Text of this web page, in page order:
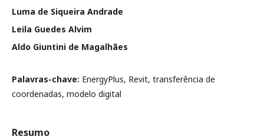
Luma de Siqueira Andrade
Leila Guedes Alvim
Aldo Giuntini de Magalhães
Palavras-chave: EnergyPlus, Revit, transferência de
coordenadas, modelo digital
Resumo